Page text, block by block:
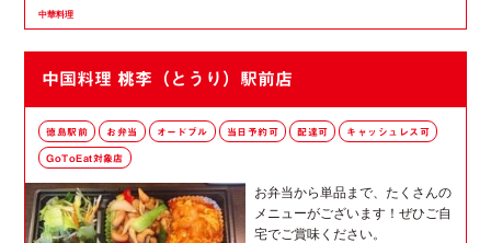
中華料理
中国料理 桃李（とうり）駅前店
徳島駅前 お弁当 オードブル 当日予約可 配達可 キャッシュレス可
GoToEat対象店
お弁当から単品まで、たくさんの
メニューがございます！ぜひご自
宅でご賞味ください。